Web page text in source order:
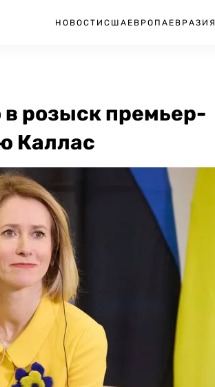
НОВОСТИ США ЕВРОПА ЕВРАЗИЯ
розыск премьер-
Каллас